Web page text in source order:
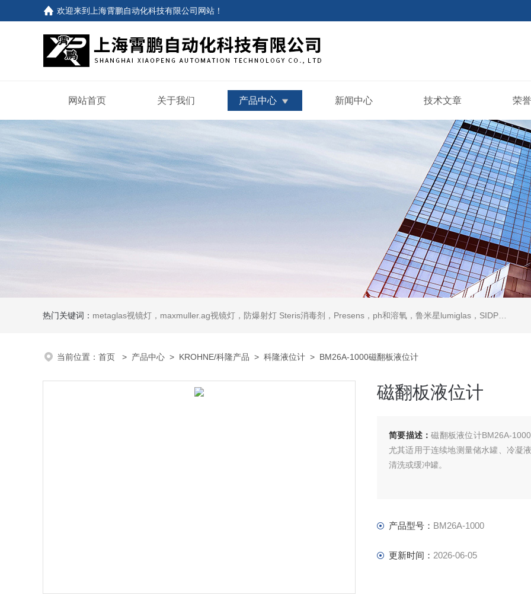
欢迎来到 上海霄鹏自动化科技有限公司网站 ！
网站首页 关于我们 产品中心 新闻中心 技术文章 荣
热门关键词： metaglas视镜灯，maxmuller.ag视镜灯，防爆射灯 Steris消毒剂，Presens，ph和溶氧，鲁米星lumiglas，SIDPH露点仪，进口气体分析仪
当前位置： 首页 > 产品中心 > KROHNE/科隆产品 > 科隆液位计 > BM26A-1000磁翻板液位计
磁翻板液位计
简要描述：磁翻板液位计BM26A-
尤其适用于连续地测量储水罐、冷凝
清洗或缓冲罐。
产品型号： BM26A-1000
更新时间： 2026-06-05